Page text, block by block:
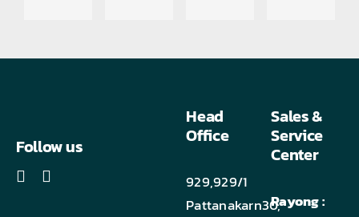
Follow us
Head
Office
929,929/1
Pattanakarn30,
Sales &
Service
Center
Rayong :